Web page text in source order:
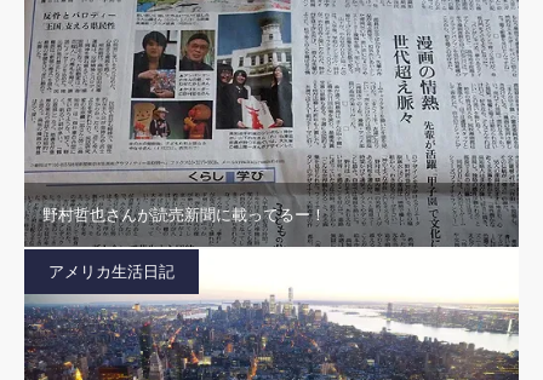
野村哲也さんが読売新聞に載ってるー！
アメリカ生活日記